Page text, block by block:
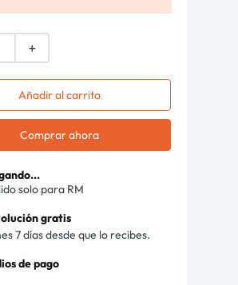
＋
Añadir al carrito
Comprar ahora
solo para RM
gratis
7 días desde que lo recibes.
de pago